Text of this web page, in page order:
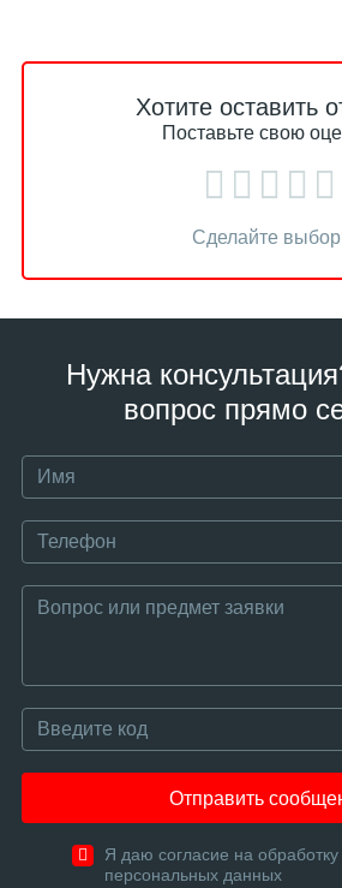
Хотите оставить
Поставьте свою
Сделайте
Нужна
вопрос прямо
Отправить
Я даю согласие на
персональных данных